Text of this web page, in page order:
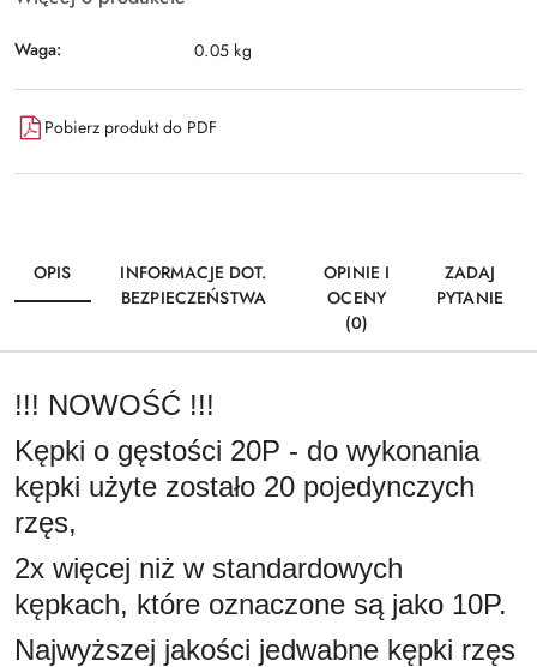
Waga: 0.05 kg
Pobierz produkt do PDF
OPIS
INFORMACJE DOT.
BEZPIECZEŃSTWA
OPINIE I
OCENY
(0)
ZADAJ
PYTANIE
!!! NOWOŚĆ !!!
Kępki o gęstości 20P - do wykonania
kępki użyte zostało 20 pojedynczych
rzęs,
2x więcej niż w standardowych
kępkach, które oznaczone są jako 10P.
Najwyższej jakości jedwabne kępki rzęs